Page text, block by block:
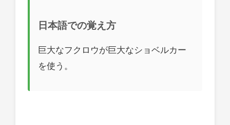
日本語での覚え方
巨大なフクロウが巨大なショベルカー
を使う。